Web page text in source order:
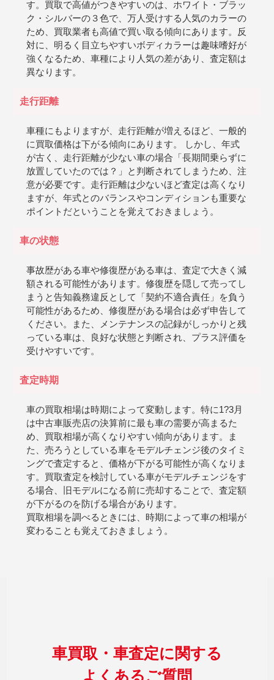
す。買取で高値がつきやすいのは、ホワイト・ブラッ
ク・シルバーの３色で、万人受けする人気のカラーの
ため、買取業者も高値で買い取る傾向にあります。反
対に、明るく目立ちやすいボディカラーは趣味嗜好が
強くなるため、車種により人気の差があり、査定額は
異なります。
走行距離
車種にもよりますが、走行距離が増えるほど、一般的
に買取価格は下がる傾向にあります。 しかし、年式
が古く、走行距離が少ない車の場合「長期間乗らずに
放置していたのでは？」と判断されてしまうため、注
意が必要です。走行距離は少ないほど査定は高くなり
ますが、年式とのバランスやコンディションも重要な
ポイントだということを覚えておきましょう。
車の状態
事故歴がある車や修復歴がある車は、査定で大きく減
額される可能性があります。修復歴を隠して売ってし
まうと告知義務違反として「契約不適合責任」を負う
可能性があるため、修復歴がある場合は必ず申告して
ください。また、メンテナンスの記録がしっかりと残
っている車は、良好な状態と判断され、プラス評価を
受けやすいです。
査定時期
車の買取相場は時期によって変動します。特に1?3月
は中古車販売店の決算前に最も車の需要が高まるた
め、買取相場が高くなりやすい傾向があります。ま
た、売ろうとしている車をモデルチェンジ後のタイミ
ングで査定すると、価格が下がる可能性が高くなりま
す。買取査定を検討している車がモデルチェンジをす
る場合、旧モデルになる前に売却することで、査定額
が下がるのを防げる場合があります。
買取相場を調べるときには、時期によって車の相場が
変わることも覚えておきましょう。
車買取・車査定に関する
よくあるご質問